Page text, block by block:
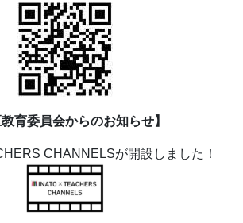
教育委員会からのお知らせ】
CHANNELSが開設しました！